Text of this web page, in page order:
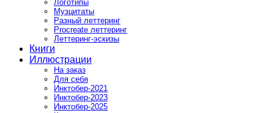
Логотипы
Музцитаты
Разный леттеринг
Procreate леттеринг
Леттеринг-эскизы
Книги
Иллюстрации
На заказ
Для себя
Инктобер-2021
Инктобер-2023
Инктобер-2025